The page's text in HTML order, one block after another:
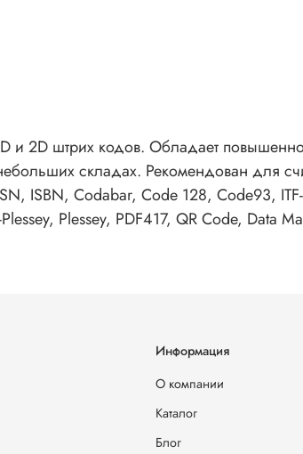
и 2D штрих кодов. Обладает
складах. Рекомендован для
ISBN, Codabar, Code 128, Code93,
Plessey, PDF417, QR Code, Data
Информация
О компании
Каталог
Блог